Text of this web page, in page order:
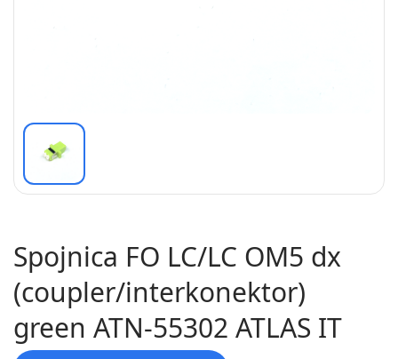
Spojnica FO LC/LC OM5 dx
(coupler/interkonektor)
green ATN-55302 ATLAS IT